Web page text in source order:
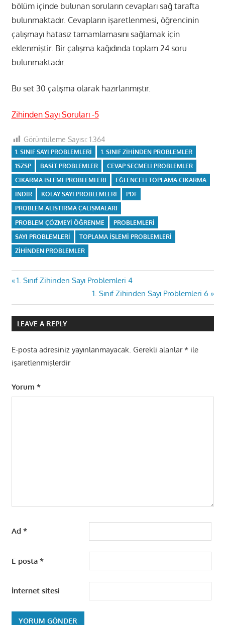
bölüm içinde bulunan soruların cevapları sağ tarafta
bulunmaktadır. Cevapların işaretlenmesi, öğrencinin
çalışmayı hatasız tamamlamasını sağlamak için
eklenmiştir. Bir çalışma kağıdında toplam 24 soru
bulunmaktadır.
Bu set 30 çalışma olarak hazırlanmıştır.
Zihinden Sayı Soruları -5
Görüntüleme Sayısı: 1.364
1. SINIF SAYI PROBLEMLERI
1. SINIF ZIHINDEN PROBLEMLER
1SZSP
BASIT PROBLEMLER
CEVAP SEÇMELI PROBLEMLER
ÇIKARMA IŞLEMI PROBLEMLERI
EĞLENCELI TOPLAMA ÇIKARMA
INDIR
KOLAY SAYI PROBLEMLERI
PDF
PROBLEM ALIŞTIRMA ÇALIŞMALARI
PROBLEM ÇÖZMEYI ÖĞRENME
PROBLEMLERI
SAYI PROBLEMLERI
TOPLAMA IŞLEMI PROBLEMLERI
ZIHINDEN PROBLEMLER
Yazı
gezinmesi
Previous
1. Sınıf Zihinden Sayı Problemleri 4
Next
Post:
1. Sınıf Zihinden Sayı Problemleri 6
LEAVE A REPLY
E-posta adresiniz yayınlanmayacak. Gerekli alanlar*ile
işaretlenmişlerdir
Yorum *
Ad *
E-posta *
İnternet sitesi